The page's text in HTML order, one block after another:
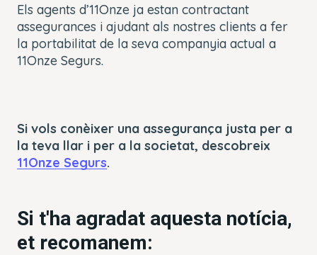
Els agents d’11Onze ja estan contractant
assegurances i ajudant als nostres clients a fer
la portabilitat de la seva companyia actual a
11Onze Segurs.
Si vols conèixer una assegurança justa per a
la teva llar i per a la societat, descobreix
11Onze Segurs.
Si t'ha agradat aquesta notícia,
et recomanem: